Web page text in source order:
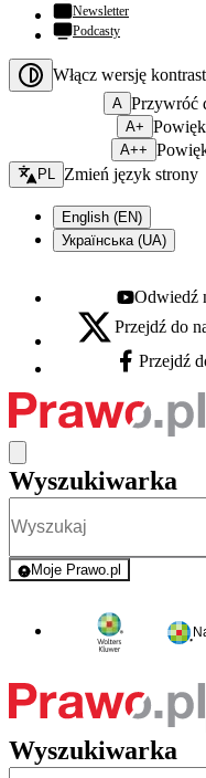
Newsletter
Podcasty
Włącz wersję
A Przywróć
A+
A++
Zmień język - bieżący:
PL Zmień język strony
English (EN)
Українська (UA)
Youtube -
Odwiedź
X - otwiera się w nowej
Przejdź do
Facebook -
Przejdź
Wyszukiwarka
Moje Prawo.pl
- rejestracja i
Wyszukiwarka